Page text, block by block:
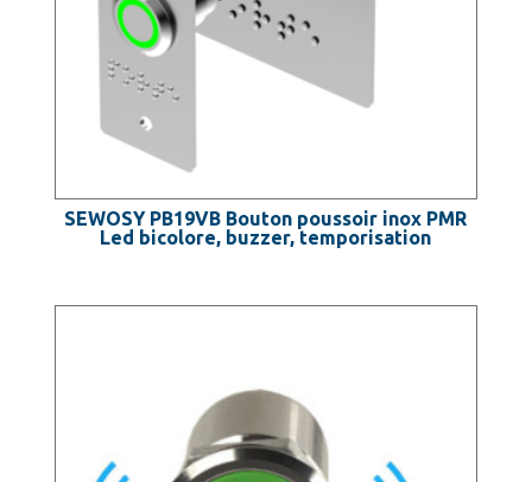
SEWOSY PB19VB Bouton poussoir inox PMR
Led bicolore, buzzer, temporisation